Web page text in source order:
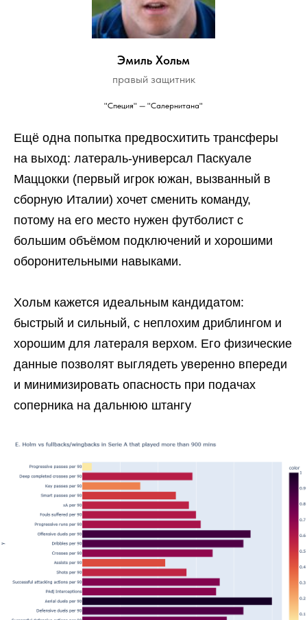
Эмиль Хольм
правый защитник
"Специя" — "Салернитана"
Ещё одна попытка предвосхитить трансферы
на выход: латераль-универсал Паскуале
Маццокки (первый игрок южан, вызванный в
сборную Италии) хочет сменить команду,
потому на его место нужен футболист с
большим объёмом подключений и хорошими
оборонительными навыками.
Хольм кажется идеальным кандидатом:
быстрый и сильный, с неплохим дриблингом и
хорошим для латераля верхом. Его физические
данные позволят выглядеть уверенно впереди
и минимизировать опасность при подачах
соперника на дальнюю штангу